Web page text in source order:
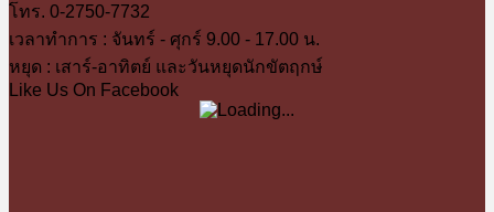
โทร. 0-2750-7732
เวลาทำการ : จันทร์ - ศุกร์ 9.00 - 17.00 น.
หยุด : เสาร์-อาทิตย์ และวันหยุดนักขัตฤกษ์
Like Us On Facebook